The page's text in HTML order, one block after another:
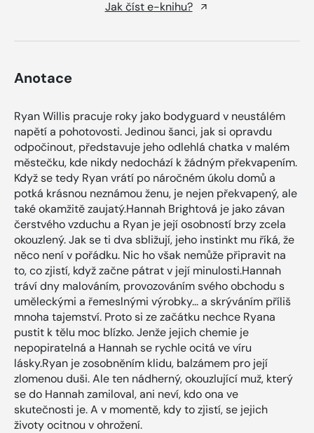
Jak číst e-knihu?
Anotace
Ryan Willis pracuje roky jako bodyguard v neustálém
napětí a pohotovosti. Jedinou šanci, jak si opravdu
odpočinout, představuje jeho odlehlá chatka v malém
městečku, kde nikdy nedochází k žádným překvapením.
Když se tedy Ryan vrátí po náročném úkolu domů a
potká krásnou neznámou ženu, je nejen překvapený, ale
také okamžitě zaujatý.Hannah Brightová je jako závan
čerstvého vzduchu a Ryan je její osobností brzy zcela
okouzlený. Jak se ti dva sbližují, jeho instinkt mu říká, že
něco není v pořádku. Nic ho však nemůže připravit na
to, co zjistí, když začne pátrat v její minulosti.Hannah
tráví dny malováním, provozováním svého obchodu s
uměleckými a řemeslnými výrobky... a skrýváním příliš
mnoha tajemství. Proto si ze začátku nechce Ryana
pustit k tělu moc blízko. Jenže jejich chemie je
nepopiratelná a Hannah se rychle ocitá ve víru
lásky.Ryan je zosobněním klidu, balzámem pro její
zlomenou duši. Ale ten nádherný, okouzlující muž, který
se do Hannah zamiloval, ani neví, kdo ona ve
skutečnosti je. A v momentě, kdy to zjistí, se jejich
životy ocitnou v ohrožení.